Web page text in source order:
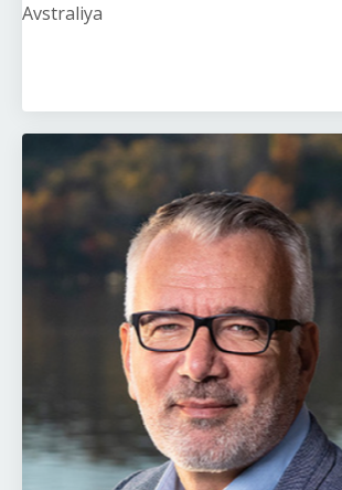
Avstraliya